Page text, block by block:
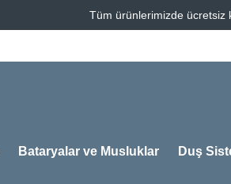
Tüm ürünlerimizde ücretsiz
Bataryalar ve Musluklar Duş